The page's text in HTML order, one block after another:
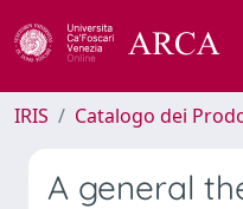
IRIS Catalogo dei
A general